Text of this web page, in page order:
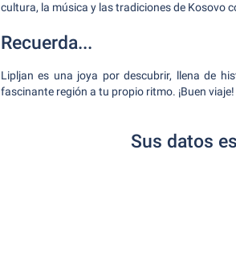
cultura, la música y las tradiciones de Kosovo
Recuerda...
Lipljan es una joya por descubrir, llena de
fascinante región a tu propio ritmo. ¡Buen viaje!
Sus datos